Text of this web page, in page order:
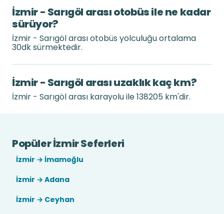
İzmir - Sarıgöl arası otobüs ile ne kadar
sürüyor?
İzmir - Sarıgöl arası otobüs yolculuğu ortalama
30dk sürmektedir.
İzmir - Sarıgöl arası uzaklık kaç km?
İzmir - Sarıgöl arası karayolu ile 138205 km'dir.
Popüler İzmir Seferleri
İzmir → İmamoğlu
İzmir → Adana
İzmir → Ceyhan